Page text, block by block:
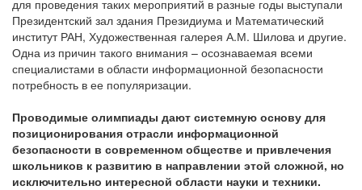
для проведения таких мероприятий в разные годы выступали
Президентский зал здания Президиума и Математический
институт РАН, Художественная галерея А.М. Шилова и другие.
Одна из причин такого внимания – осознаваемая всеми
специалистами в области информационной безопасности
потребность в ее популяризации.
Проводимые олимпиады дают системную основу для
позиционирования отрасли информационной
безопасности в современном обществе и привлечения
школьников к развитию в направлении этой сложной, но
исключительно интересной области науки и техники.